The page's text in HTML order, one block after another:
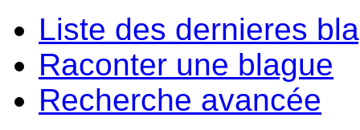
Liste des dernieres
Raconter une blague
Recherche avancée